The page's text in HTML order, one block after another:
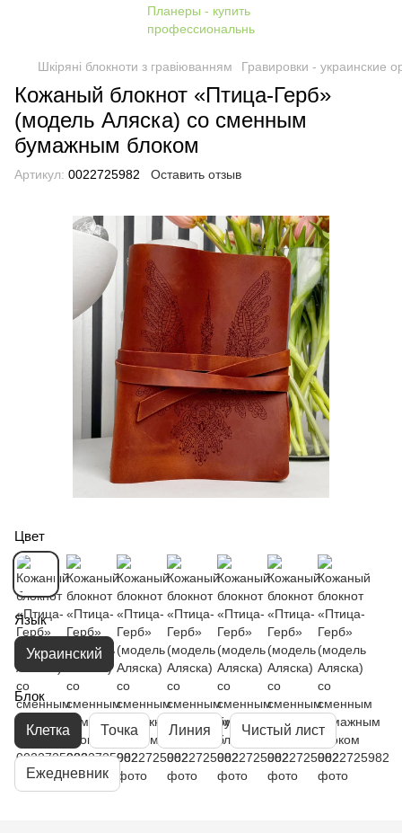
Шкіряні блокноти з гравіюванням Гравировки - украинские
Кожаный блокнот «Птица-Герб»
(модель Аляска) со сменным
бумажным блоком
Артикул: 0022725982 Оставить отзыв
Цвет
Язык
Украинский
Блок
Клетка Точка Линия Чистый лист
Ежедневник